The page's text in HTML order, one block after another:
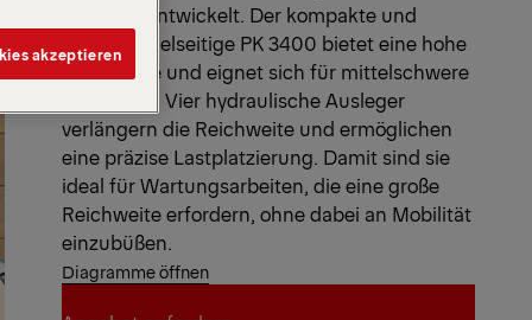
Kontrolle entwickelt. Der kompakte und
dennoch vielseitige PK 3400 bietet eine hohe
Reichweite und eignet sich für mittelschwere
Fahrzeuge. Vier hydraulische Ausleger
verlängern die Reichweite und ermöglichen
eine präzise Lastplatzierung. Damit sind sie
ideal für Wartungsarbeiten, die eine große
Reichweite erfordern, ohne dabei an Mobilität
einzubüßen.
Diagramme öffnen
akzeptieren